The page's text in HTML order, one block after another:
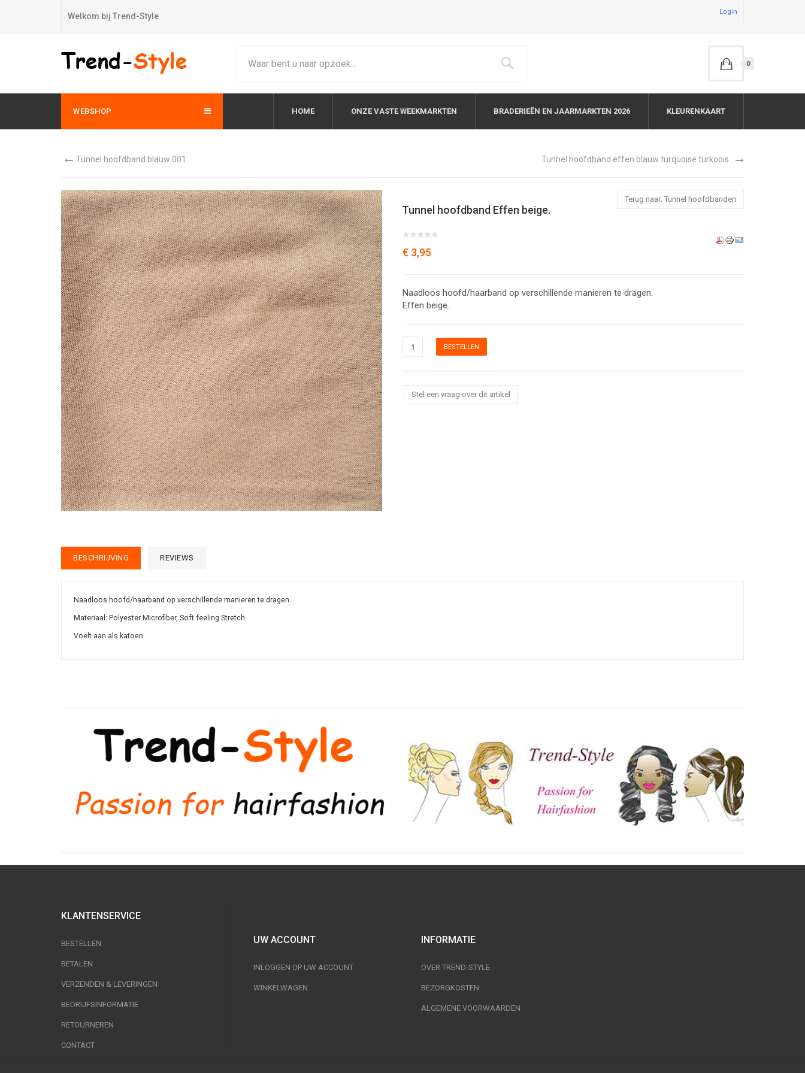
Welkom bij Trend-Style Login
0
WEBSHOP HOME ONZE VASTE WEEKMARKTEN BRADERIEËN EN JAARMARKTEN 2026 KLEURENKAART
Tunnel hoofdband blauw 001 Tunnel hoofdband effen blauw turquoise turkoois
Terug naar: Tunnel hoofdbanden
Tunnel hoofdband Effen beige.
€ 3,95
Naadloos hoofd/haarband op verschillende manieren te dragen.
Effen beige.
Stel een vraag over dit artikel
BESCHRIJVING REVIEWS
Naadloos hoofd/haarband op verschillende manieren te dragen.
Materiaal: Polyester Microfiber, Soft feeling Stretch
Voelt aan als katoen.
KLANTENSERVICE
BESTELLEN
BETALEN
VERZENDEN & LEVERINGEN
BEDRIJFSINFORMATIE
RETOURNEREN
CONTACT
UW ACCOUNT
INLOGGEN OP UW ACCOUNT
WINKELWAGEN
INFORMATIE
OVER TREND-STYLE
BEZORGKOSTEN
ALGEMENE VOORWAARDEN